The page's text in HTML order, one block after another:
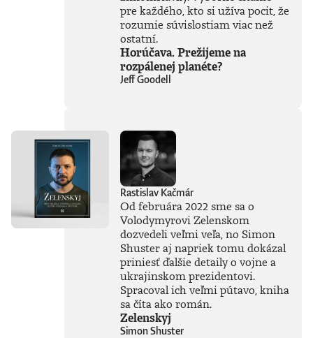
inteligencia dokáže
a kde sú jej limity?
čaká? Je pre ľudstvo
spásou alebo
morálnych
hraniciach, ktoré by
sme pri jej
používaní mali
jasne stanoviť.V
knihe Ako
premýšľať o umelej
inteligencii autor
čerpá zo svojich
skúseností, keďže
tejto téme sa
začiatku 80. rokov.
Vyváženie prínosov
pre každého, kto si užíva pocit, že
rozumie súvislostiam viac než
ostatní.
Horúčava. Prežijeme na
rozpálenej planéte?
Jeff Goodell
Rastislav Kačmár
Od februára 2022 sme sa o
Volodymyrovi Zelenskom
dozvedeli veľmi veľa, no Simon
Shuster aj napriek tomu dokázal
priniesť ďalšie detaily o vojne a
ukrajinskom prezidentovi.
Spracoval ich veľmi pútavo, kniha
sa číta ako román.
Zelenskyj
Simon Shuster